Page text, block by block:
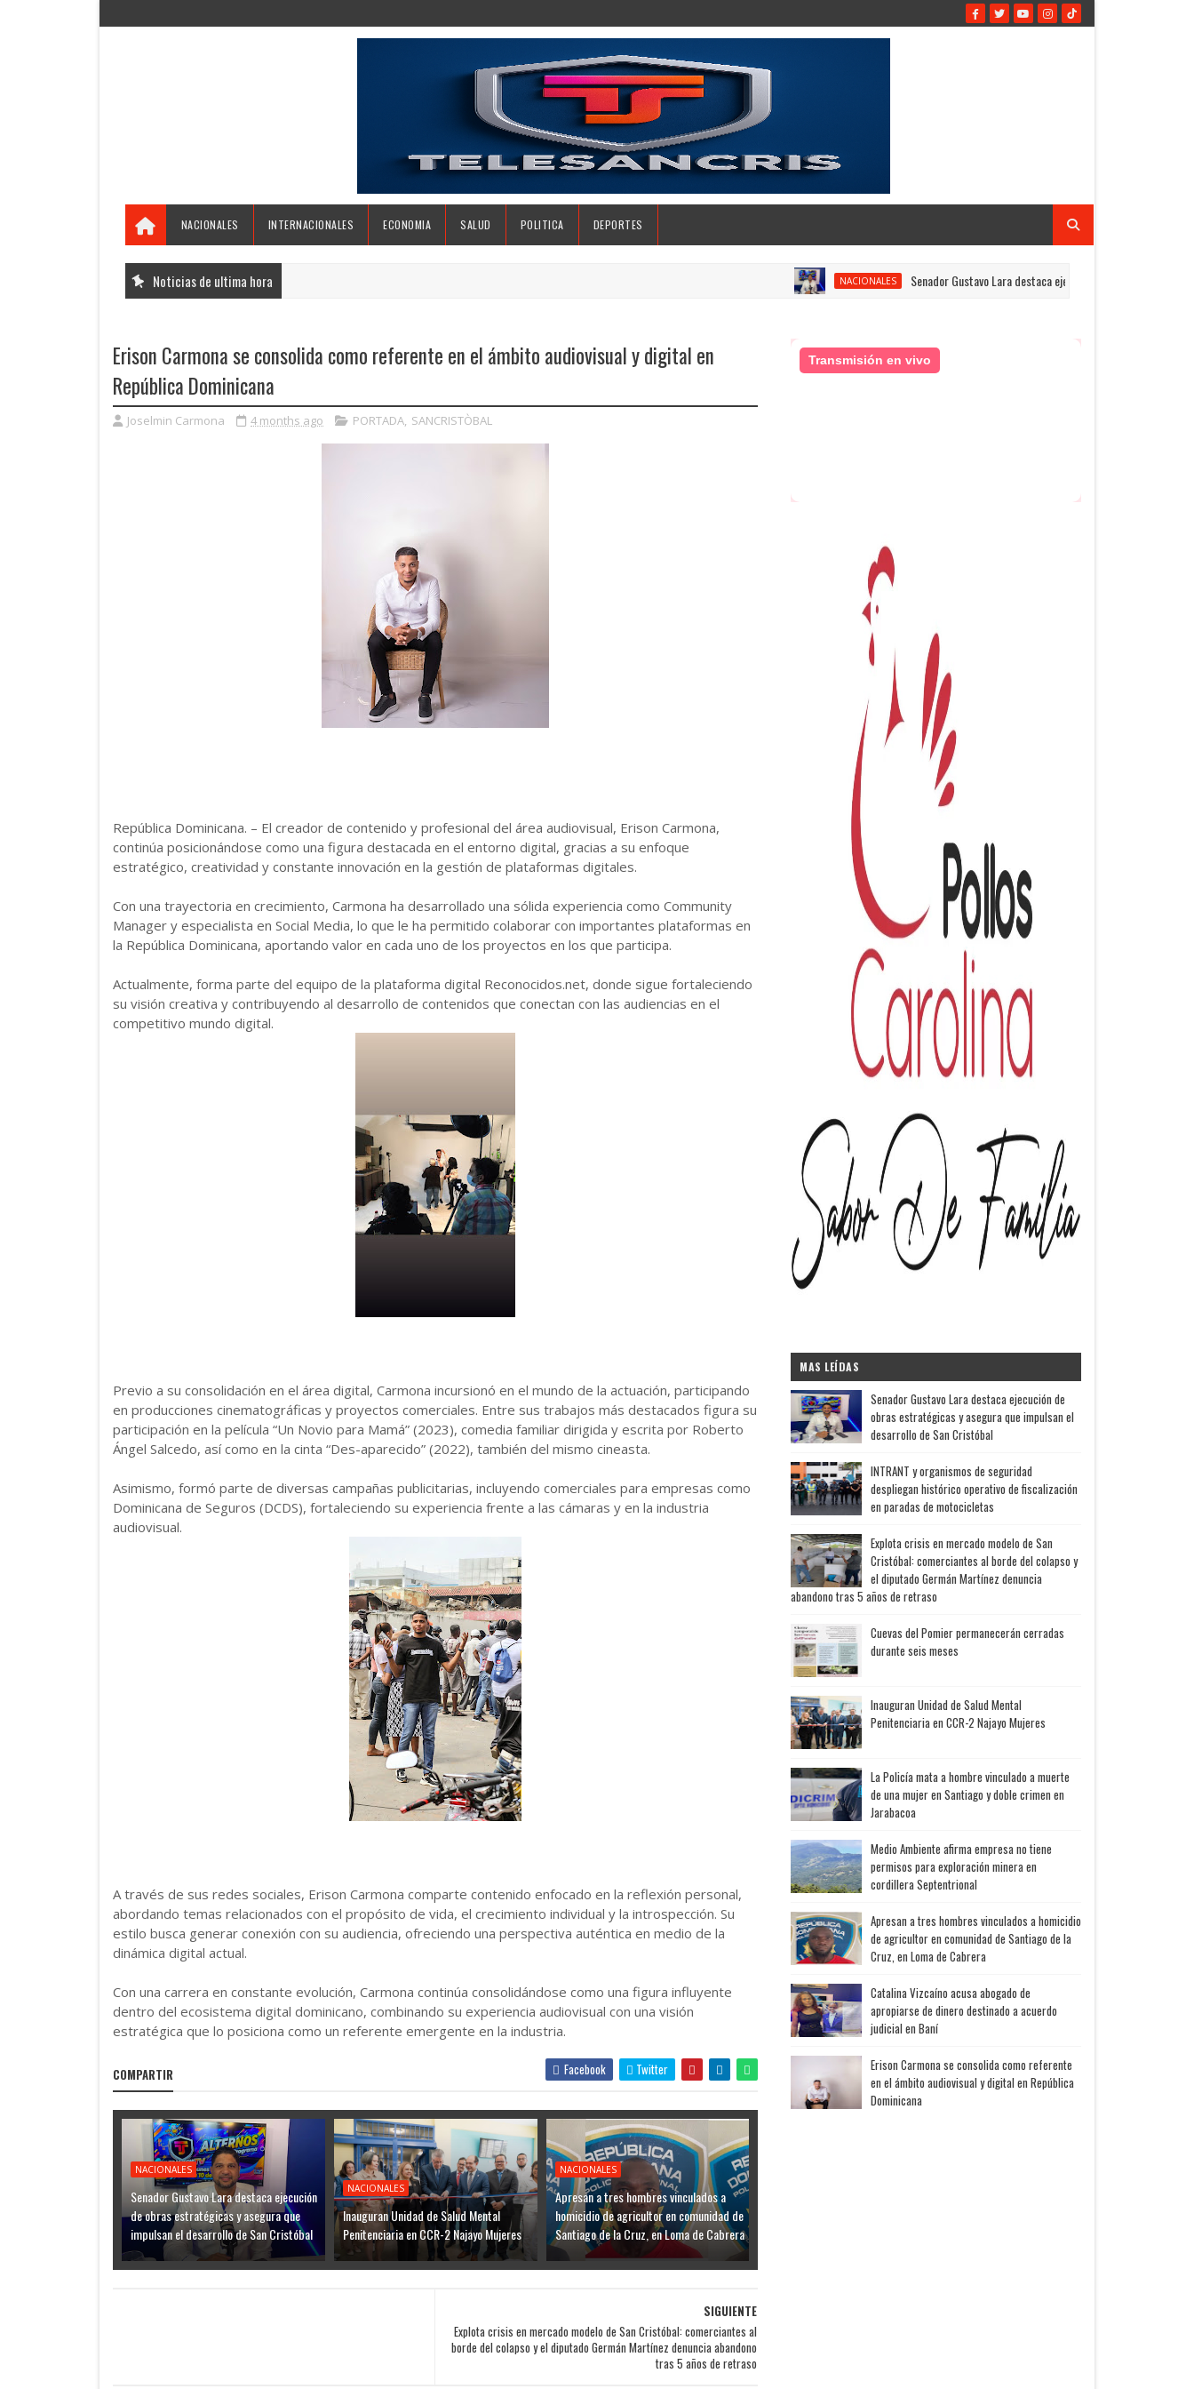
NACIONALES INTERNACIONALES ECONOMIA SALUD POLITICA DEPORTES
Noticias de ultima hora NACIONALES Senador Gustavo Lara destaca ejecución de obras estratégicas y
Erison Carmona se consolida como referente en el ámbito audiovisual y digital en
República Dominicana
Joselmin Carmona 4 months ago PORTADA, SANCRISTÒBAL
República Dominicana. – El creador de contenido y profesional del área audiovisual, Erison Carmona,
continúa posicionándose como una figura destacada en el entorno digital, gracias a su enfoque
estratégico, creatividad y constante innovación en la gestión de plataformas digitales.
Con una trayectoria en crecimiento, Carmona ha desarrollado una sólida experiencia como Community
Manager y especialista en Social Media, lo que le ha permitido colaborar con importantes plataformas en
la República Dominicana, aportando valor en cada uno de los proyectos en los que participa.
Actualmente, forma parte del equipo de la plataforma digital Reconocidos.net, donde sigue fortaleciendo
su visión creativa y contribuyendo al desarrollo de contenidos que conectan con las audiencias en el
competitivo mundo digital.
Previo a su consolidación en el área digital, Carmona incursionó en el mundo de la actuación, participando
en producciones cinematográficas y proyectos comerciales. Entre sus trabajos más destacados figura su
participación en la película “Un Novio para Mamá” (2023), comedia familiar dirigida y escrita por Roberto
Ángel Salcedo, así como en la cinta “Des-aparecido” (2022), también del mismo cineasta.
Asimismo, formó parte de diversas campañas publicitarias, incluyendo comerciales para empresas como
Dominicana de Seguros (DCDS), fortaleciendo su experiencia frente a las cámaras y en la industria
audiovisual.
A través de sus redes sociales, Erison Carmona comparte contenido enfocado en la reflexión personal,
abordando temas relacionados con el propósito de vida, el crecimiento individual y la introspección. Su
estilo busca generar conexión con su audiencia, ofreciendo una perspectiva auténtica en medio de la
dinámica digital actual.
Con una carrera en constante evolución, Carmona continúa consolidándose como una figura influyente
dentro del ecosistema digital dominicano, combinando su experiencia audiovisual con una visión
estratégica que lo posiciona como un referente emergente en la industria.
COMPARTIR Facebook Twitter
NACIONALES
Senador Gustavo Lara destaca ejecución
de obras estratégicas y asegura que
impulsan el desarrollo de San Cristóbal
NACIONALES
Inauguran Unidad de Salud Mental
Penitenciaria en CCR-2 Najayo Mujeres
NACIONALES
Apresan a tres hombres vinculados a
homicidio de agricultor en comunidad de
Santiago de la Cruz, en Loma de Cabrera
SIGUIENTE
Explota crisis en mercado modelo de San Cristóbal: comerciantes al
borde del colapso y el diputado Germán Martínez denuncia abandono
tras 5 años de retraso
Transmisión en vivo
MAS LEÍDAS
Senador Gustavo Lara destaca ejecución de
obras estratégicas y asegura que impulsan el
desarrollo de San Cristóbal
INTRANT y organismos de seguridad
despliegan histórico operativo de fiscalización
en paradas de motocicletas
Explota crisis en mercado modelo de San
Cristóbal: comerciantes al borde del colapso y
el diputado Germán Martínez denuncia
abandono tras 5 años de retraso
Cuevas del Pomier permanecerán cerradas
durante seis meses
Inauguran Unidad de Salud Mental
Penitenciaria en CCR-2 Najayo Mujeres
La Policía mata a hombre vinculado a muerte
de una mujer en Santiago y doble crimen en
Jarabacoa
Medio Ambiente afirma empresa no tiene
permisos para exploración minera en
cordillera Septentrional
Apresan a tres hombres vinculados a homicidio
de agricultor en comunidad de Santiago de la
Cruz, en Loma de Cabrera
Catalina Vizcaíno acusa abogado de
apropiarse de dinero destinado a acuerdo
judicial en Baní
Erison Carmona se consolida como referente
en el ámbito audiovisual y digital en República
Dominicana